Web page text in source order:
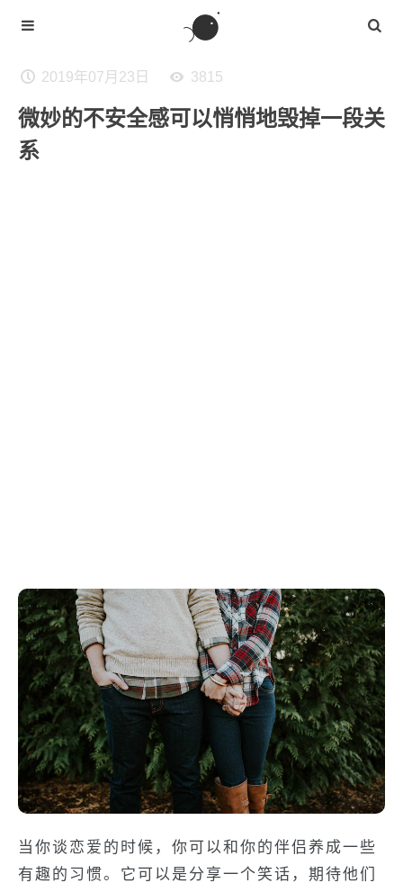
2019年07月23日 3815
微妙的不安全感可以悄悄地毁掉一段关
系
当你谈恋爱的时候，你可以和你的伴侣养成一些
有趣的习惯。它可以是分享一个笑话，期待他们